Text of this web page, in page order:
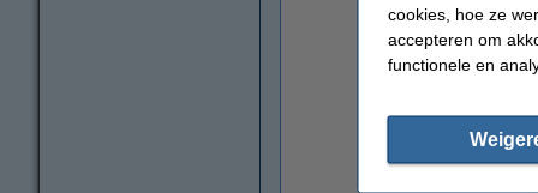
cookies, hoe ze
accepteren om
functionele en